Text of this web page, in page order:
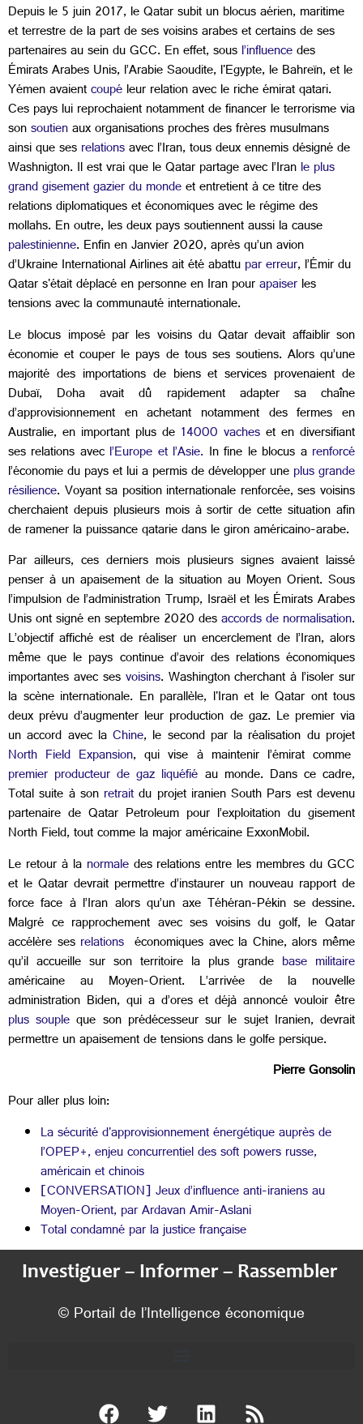
Depuis le 5 juin 2017, le Qatar subit un blocus aérien, maritime
et terrestre de la part de ses voisins arabes et certains de ses
partenaires au sein du GCC. En effet, sousl’influencedes
Émirats Arabes Unis, l’Arabie Saoudite, l'Egypte, le Bahreïn, et le
Yémen avaientcoupéleur relation avec le riche émirat qatari.
Ces pays lui reprochaient notamment de financer le terrorisme via
sonsoutienaux organisations proches des frères musulmans
ainsi que sesrelationsavec l’Iran, tous deux ennemis désigné de
Washnigton. Il est vrai que le Qatar partage avec l’Iranle plus
grand gisement gazier du mondeet entretient à ce titre des
relations diplomatiques et économiques avec le régime des
mollahs. En outre, les deux pays soutiennent aussi la cause
palestinienne. Enfin en Janvier 2020, après qu’un avion
d’Ukraine International Airlines ait été abattupar erreur, l’Émir du
Qatar s'était déplacé en personne en Iran pourapaiserles
tensions avec la communauté internationale.
Le blocus imposé par les voisins du Qatar devait affaiblir son
économie et couper le pays de tous ses soutiens. Alors qu’une
majorité des importations de biens et services provenaient de
Dubaï, Doha avait dû rapidement adapter sa chaîne
d’approvisionnement en achetant notamment des fermes en
Australie, en important plus de 14000 vaches et en diversifiant
ses relations avecl’Europe et l’Asie. In fine le blocus arenforcé
l’économie du pays et lui a permis de développer uneplus grande
résilience. Voyant sa position internationale renforcée, ses voisins
cherchaient depuis plusieurs mois à sortir de cette situation afin
de ramener la puissance qatarie dans le giron américaino-arabe.
Par ailleurs, ces derniers mois plusieurs signes avaient laissé
penser à un apaisement de la situation au Moyen Orient. Sous
l’impulsion de l’administration Trump, Israël et les Émirats Arabes
Unis ont signé en septembre 2020 desaccords de normalisation.
L’objectif affiché est de réaliser un encerclement de l’Iran, alors
même que le pays continue d’avoir des relations économiques
importantes avec sesvoisins. Washington cherchant à l’isoler sur
la scène internationale. En parallèle, l'Iran et le Qatar ont tous
deux prévu d’augmenter leur production de gaz. Le premier via
un accord avec laChine, le second par la réalisation du projet
North Field Expansion, qui vise à maintenir l’émirat comme
premier producteur de gaz liquéfié au monde. Dans ce cadre,
Total suite à son retraitdu projet iranien South Pars est devenu
partenaire de Qatar Petroleum pour l’exploitation du gisement
North Field, tout comme la major américaine ExxonMobil.
Le retour à lanormaledes relations entre les membres du GCC
et le Qatar devrait permettre d’instaurer un nouveau rapport de
force face à l’Iran alors qu’un axe Téhéran-Pékin se dessine.
Malgré ce rapprochement avec ses voisins du golf, le Qatar
accélère ses relations économiques avec la Chine, alors même
qu’il accueille sur son territoire la plus grande base militaire
américaine au Moyen-Orient. L’arrivée de la nouvelle
administration Biden, qui a d’ores et déjà annoncé vouloir être
plus souple que son prédécesseur sur le sujet Iranien, devrait
permettre un apaisement de tensions dans le golfe persique.
Pierre Gonsolin
Pour aller plus loin:
La sécurité d'approvisionnement énergétique auprès de
l’OPEP+, enjeu concurrentiel des soft powers russe,
américain et chinois
[CONVERSATION] Jeux d’influence anti-iraniens au
Moyen-Orient, par Ardavan Amir-Aslani
Total condamné par la justice française
Investiguer – Informer – Rassembler
© Portail de l’Intelligence économique